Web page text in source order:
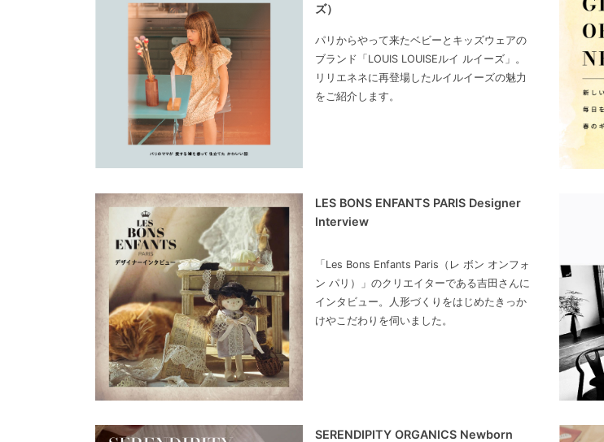
ズ）
パリからやって来たベビーとキッズウェアの
ブランド「LOUIS LOUISEルイ ルイーズ」。
リリエネネに再登場したルイルイーズの魅力
をご紹介します。
LES BONS ENFANTS PARIS Designer
Interview
「Les Bons Enfants Paris（レ ボン オンフォ
ン パリ）」のクリエイターである吉田さんに
インタビュー。人形づくりをはじめたきっか
けやこだわりを伺いました。
SERENDIPITY ORGANICS Newborn